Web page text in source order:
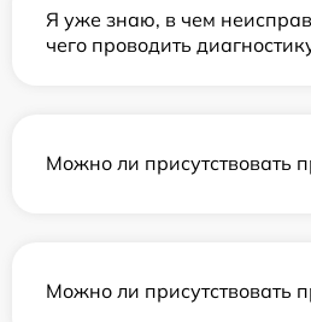
Я уже знаю, в чем
чего проводить
Можно ли присутствовать
Можно ли присутствовать